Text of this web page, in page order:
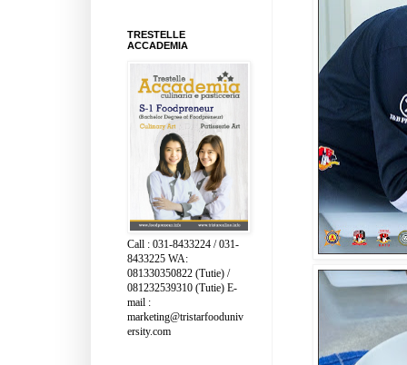
TRESTELLE
ACCADEMIA
Call : 031-8433224 / 031-
8433225 WA:
081330350822 (Tutie) /
081232539310 (Tutie) E-
mail :
marketing@tristarfooduniv
ersity.com